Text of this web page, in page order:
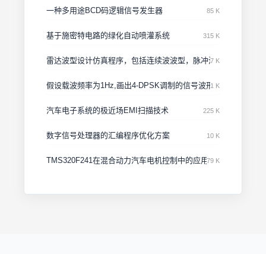
一种多用途BCD码逻辑信号发生器 85 K
基于施密特电路的绿化自动喷灌系统 315 K
雷达波型设计仿真程序，包括连续波波型，脉冲波型，线形调频
7 K
假设载波频率为1Hz,画出4-DPSK调制的信号波形1 K
汽车电子系统的极近场EMI扫描技术 225 K
数字信号处理器的汇编程序优化方案 10 K
TMS320F241在混合动力汽车电机控制中的应用79 K